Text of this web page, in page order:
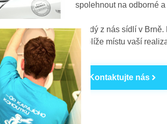
spolehnout na odborné
Každý z nás sídlí v Brně.
nejblíže místu vaší
Kontaktujte nás